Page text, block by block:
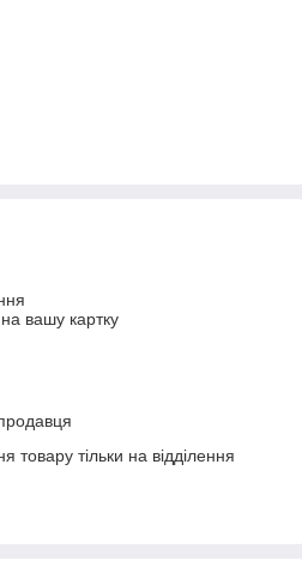
вашу картку
товару тільки на відділення